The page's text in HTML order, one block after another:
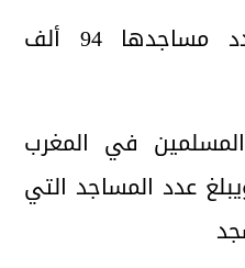
ـ السعودية: ويبلغ عدد مساجدها 94 ألف
في المغرب
ويبلغ عدد المساجد التي